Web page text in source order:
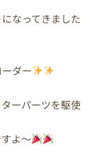
なってきました
ダー
ーパーツを駆使
よ～